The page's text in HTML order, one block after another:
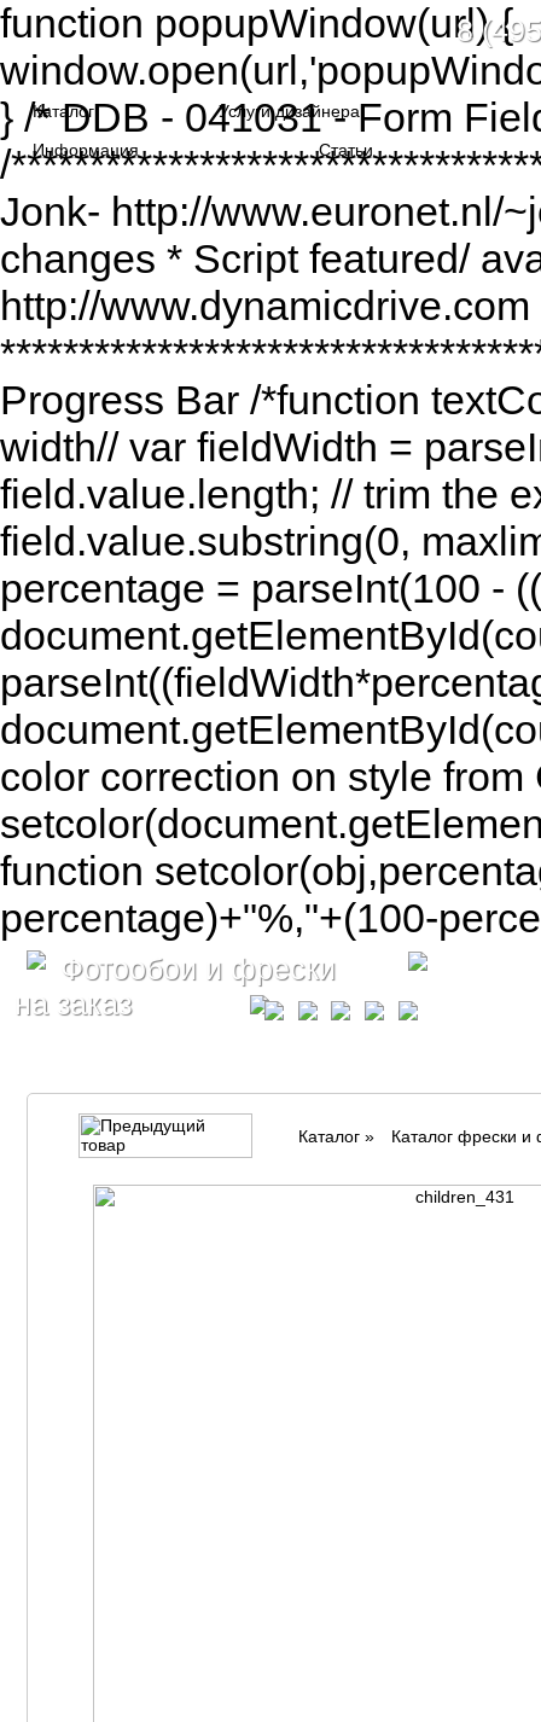
function popupWindow(url) {
} /* DDB - 041031 - Form
/
Jonk- http://www.euronet.nl/
changes * Script featured/
http://
Progress Bar /*function
width// var fieldWidth =
field.value.length; // trim the
field.value.substring(0,
percentage = parseInt(100 -
color correction on style
function
percentage)+"%,"+(100-
Фотообои и фрески
на заказ
8
Каталог
Услуги дизайнера
Информация
Статьи
Каталог » Каталог фрески и